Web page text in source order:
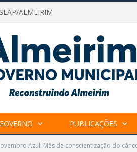
ALMEIRIM
PUBLICAÇÕES
Azul: Mês de conscientização do